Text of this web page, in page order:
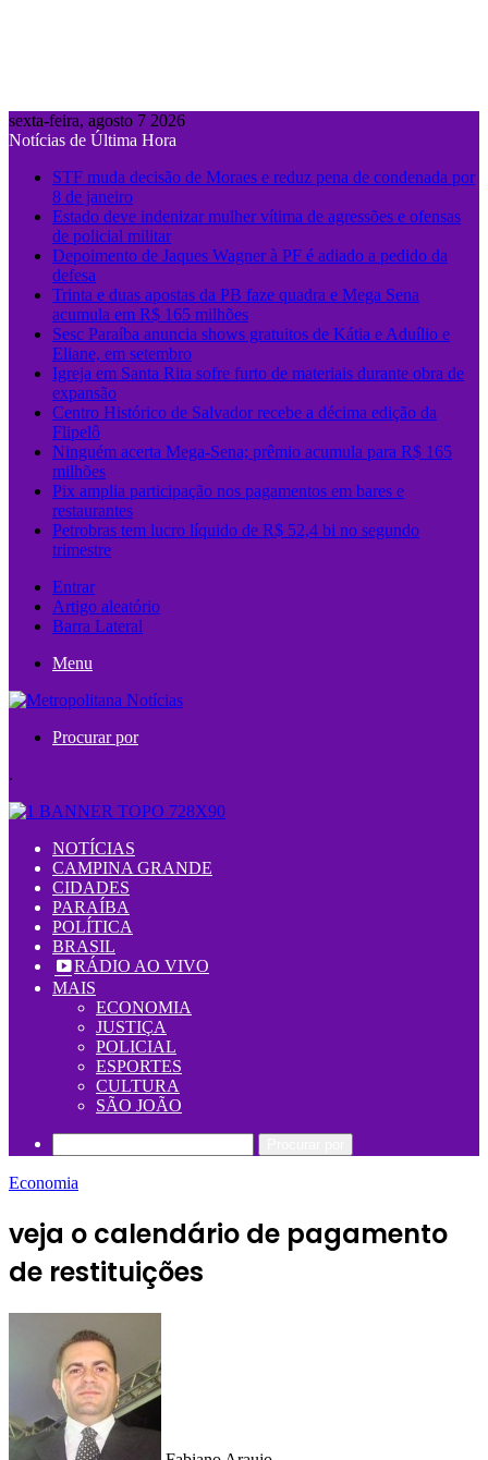
sexta-feira, agosto 7 2026
Notícias de Última Hora
STF muda decisão de Moraes e reduz pena de condenada por
8 de janeiro
Estado deve indenizar mulher vítima de agressões e ofensas
de policial militar
Depoimento de Jaques Wagner à PF é adiado a pedido da
defesa
Trinta e duas apostas da PB faze quadra e Mega Sena
acumula em R$ 165 milhões
Sesc Paraíba anuncia shows gratuitos de Kátia e Aduílio e
Eliane, em setembro
Igreja em Santa Rita sofre furto de materiais durante obra de
expansão
Centro Histórico de Salvador recebe a décima edição da
Flipelô
Ninguém acerta Mega-Sena; prêmio acumula para R$ 165
milhões
Pix amplia participação nos pagamentos em bares e
restaurantes
Petrobras tem lucro líquido de R$ 52,4 bi no segundo
trimestre
Entrar
Artigo aleatório
Barra Lateral
Menu
Procurar por
.
NOTÍCIAS
CAMPINA GRANDE
CIDADES
PARAÍBA
POLÍTICA
BRASIL
RÁDIO AO VIVO
MAIS
ECONOMIA
JUSTIÇA
POLICIAL
ESPORTES
CULTURA
SÃO JOÃO
Economia
veja o calendário de pagamento
de restituições